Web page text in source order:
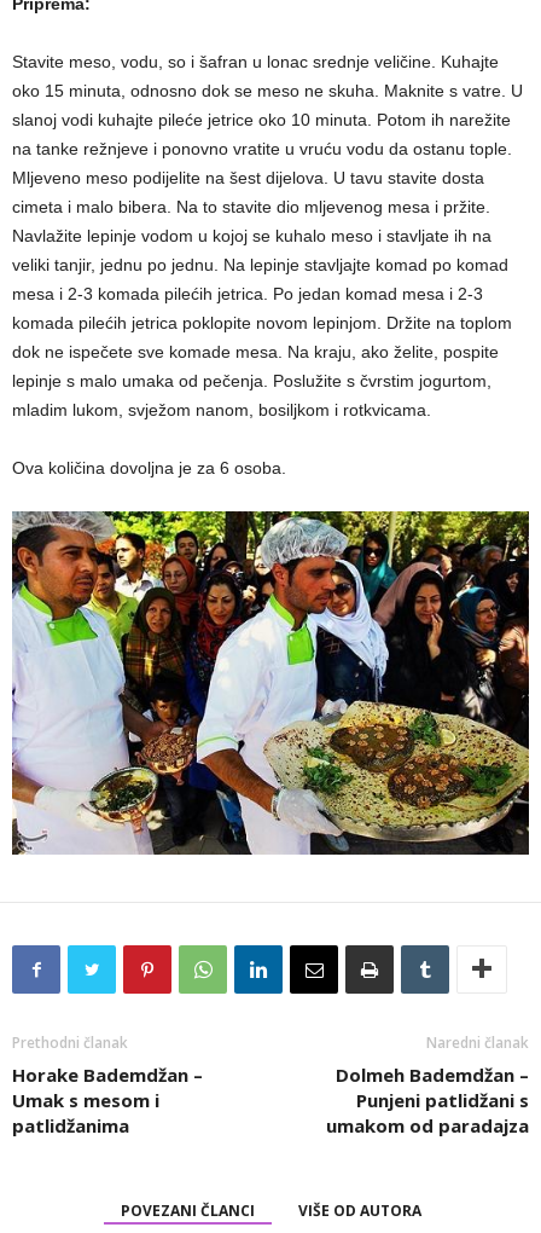
Stavite meso, vodu, so i šafran u lonac srednje veličine. Kuhajte
oko 15 minuta, odnosno dok se meso ne skuha. Maknite s vatre. U
slanoj vodi kuhajte pileće jetrice oko 10 minuta. Potom ih narežite
na tanke režnjeve i ponovno vratite u vruću vodu da ostanu tople.
Mljeveno meso podijelite na šest dijelova. U tavu stavite dosta
cimeta i malo bibera. Na to stavite dio mljevenog mesa i pržite.
Navlažite lepinje vodom u kojoj se kuhalo meso i stavljate ih na
veliki tanjir, jednu po jednu. Na lepinje stavljajte komad po komad
mesa i 2-3 komada pilećih jetrica. Po jedan komad mesa i 2-3
komada pilećih jetrica poklopite novom lepinjom. Držite na toplom
dok ne ispečete sve komade mesa. Na kraju, ako želite, pospite
lepinje s malo umaka od pečenja. Poslužite s čvrstim jogurtom,
mladim lukom, svježom nanom, bosiljkom i rotkvicama.
Ova količina dovoljna je za 6 osoba.
Prethodni članak
Horake Bademdžan –
Umak s mesom i
patlidžanima
Naredni članak
Dolmeh Bademdžan –
Punjeni patlidžani s
umakom od paradajza
POVEZANI ČLANCI VIŠE OD AUTORA